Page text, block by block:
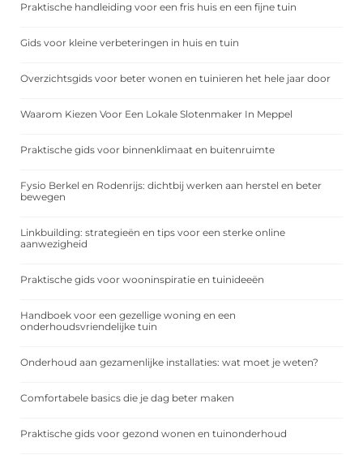
Praktische handleiding voor een fris huis en een fijne tuin
Gids voor kleine verbeteringen in huis en tuin
Overzichtsgids voor beter wonen en tuinieren het hele jaar door
Waarom Kiezen Voor Een Lokale Slotenmaker In Meppel
Praktische gids voor binnenklimaat en buitenruimte
Fysio Berkel en Rodenrijs: dichtbij werken aan herstel en beter
bewegen
Linkbuilding: strategieën en tips voor een sterke online
aanwezigheid
Praktische gids voor wooninspiratie en tuinideeën
Handboek voor een gezellige woning en een
onderhoudsvriendelijke tuin
Onderhoud aan gezamenlijke installaties: wat moet je weten?
Comfortabele basics die je dag beter maken
Praktische gids voor gezond wonen en tuinonderhoud